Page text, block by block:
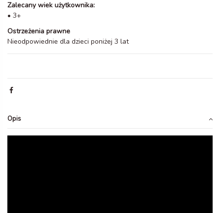
Zalecany wiek użytkownika:
• 3+
Ostrzeżenia prawne
Nieodpowiednie dla dzieci poniżej 3 lat
Opis